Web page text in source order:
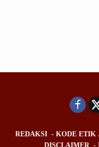
REDAKSI KODE ETIK
DISCLAIMER